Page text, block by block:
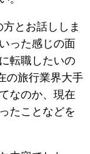
とお話ししま
った感じの面
転職したいの
の旅行業界大手
なのか、現在
たことなどを